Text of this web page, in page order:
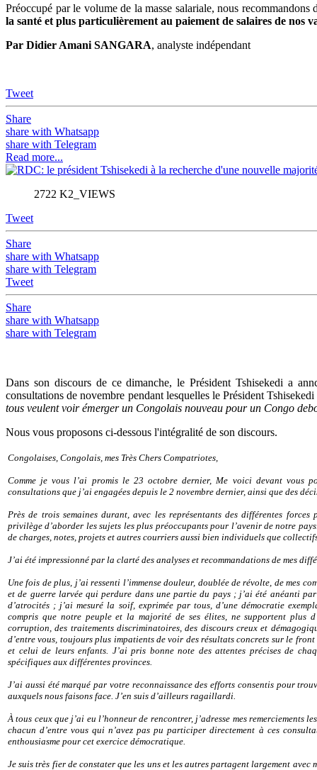
Préoccupé par le volume de la masse salariale, nous recommandons
la santé et plus particulièrement au paiement de salaires de nos
Par Didier Amani SANGARA, analyste indépendant
Tweet
Share
share with Whatsapp
share with Telegram
Read more...
2722 K2_VIEWS
Tweet
Share
share with Whatsapp
share with Telegram
Tweet
Share
share with Whatsapp
share with Telegram
Dans son discours de ce dimanche, le Président Tshisekedi a
consultations de novembre pendant lesquelles le Président
tous veulent voir émerger un Congolais nouveau pour un Congo
Nous vous proposons ci-dessous l'intégralité de son discours.
Congolaises, Congolais, mes Très Chers Compatriotes,
Comme je vous l’ai promis le 23 octobre dernier, Me voici devant vous
consultations que j’ai engagées depuis le 2 novembre dernier, ainsi que des
Près de trois semaines durant, avec les représentants des différentes
privilège d’aborder les sujets les plus préoccupants pour l’avenir de notre
de charges, notes, projets et autres courriers aussi bien individuels que
J’ai été impressionné par la clarté des analyses et recommandations de mes
Une fois de plus, j’ai ressenti l’immense douleur, doublée de révolte, de mes
et de guerre larvée qui perdure dans une partie du pays ; j’ai été anéanti par
d’atrocités ; j’ai mesuré la soif, exprimée par tous, d’une démocratie
compris que notre peuple et la majorité de ses élites, ne supportent plus
corruption, des traitements discriminatoires, des discours creux et
d’entre vous, toujours plus impatients de voir des résultats concrets sur le
et celui de leurs enfants. J’ai pris bonne note des attentes précises de
spécifiques aux différentes provinces.
J’ai aussi été marqué par votre reconnaissance des efforts consentis pour
auxquels nous faisons face. J’en suis d’ailleurs ragaillardi.
À tous ceux que j’ai eu l’honneur de rencontrer, j’adresse mes remerciements
chacun d’entre vous qui n’avez pas pu participer directement à ces
enthousiasme pour cet exercice démocratique.
Je suis très fier de constater que les uns et les autres partagent largement avec